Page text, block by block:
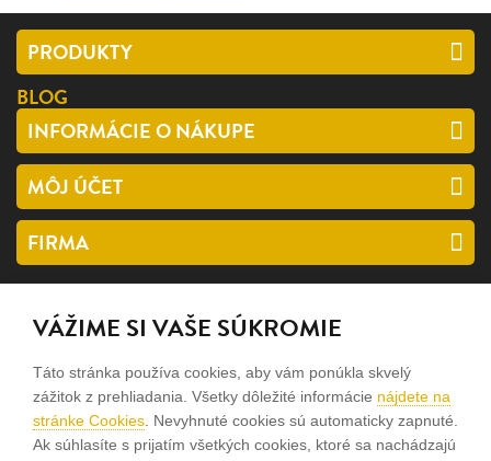
PRODUKTY
BLOG
INFORMÁCIE O NÁKUPE
MÔJ ÚČET
FIRMA
SLEDUJTE NÁS
facebook
instagram
VÁŽIME SI VAŠE SÚKROMIE
Táto stránka používa cookies, aby vám ponúkla skvelý
zážitok z prehliadania. Všetky dôležité informácie nájdete na
stránke Cookies . Nevyhnuté cookies sú automaticky zapnuté.
Ak súhlasíte s prijatím všetkých cookies, ktoré sa nachádzajú